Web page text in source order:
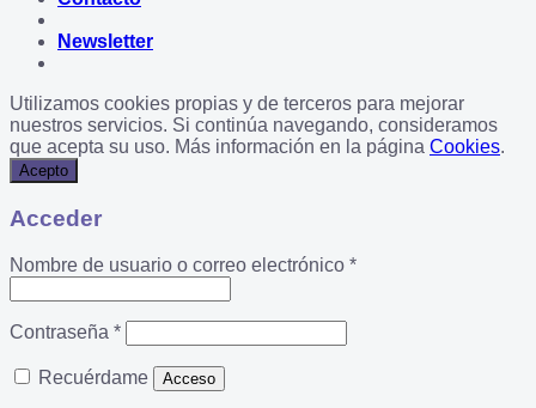
Newsletter
Utilizamos cookies propias y de terceros para mejorar
nuestros servicios. Si continúa navegando, consideramos
que acepta su uso. Más información en la página Cookies.
Acepto
Acceder
Nombre de usuario o correo electrónico *Obligatorio
Contraseña *Obligatorio
Recuérdame Acceso